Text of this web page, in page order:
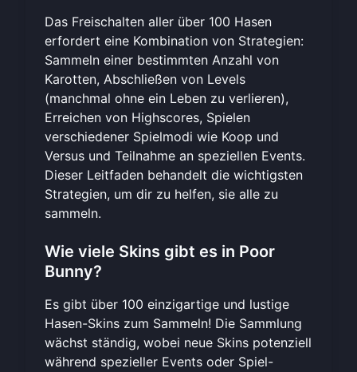
Das Freischalten aller über 100 Hasen
erfordert eine Kombination von Strategien:
Sammeln einer bestimmten Anzahl von
Karotten, Abschließen von Levels
(manchmal ohne ein Leben zu verlieren),
Erreichen von Highscores, Spielen
verschiedener Spielmodi wie Koop und
Versus und Teilnahme an speziellen Events.
Dieser Leitfaden behandelt die wichtigsten
Strategien, um dir zu helfen, sie alle zu
sammeln.
Wie viele Skins gibt es in Poor
Bunny?
Es gibt über 100 einzigartige und lustige
Hasen-Skins zum Sammeln! Die Sammlung
wächst ständig, wobei neue Skins potenziell
während spezieller Events oder Spiel-